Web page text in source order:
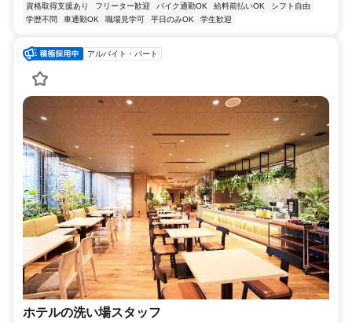
資格取得支援あり
フリーター歓迎 バイク通勤OK 給料前払いOK
シフト自由
学歴不問
車通勤OK 職場見学可 平日のみOK 学生歓迎
アルバイト・パート
ホテルの洗い場スタッフ